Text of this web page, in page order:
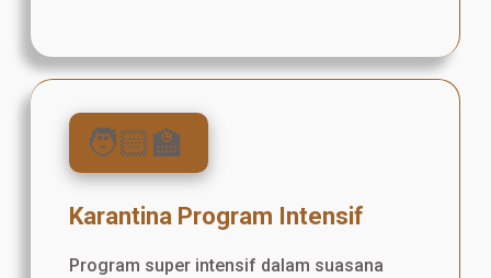
🧑🏻‍🏫
Karantina Program Intensif
Program super intensif dalam suasana